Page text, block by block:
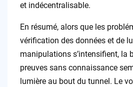
et indécentralisable.
En résumé, alors que les
vérification des données et de
manipulations s’intensifient, la
preuves sans connaissance
lumière au bout du tunnel. Le